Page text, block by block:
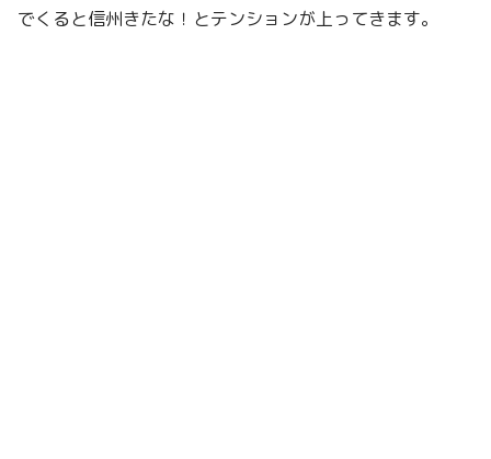
でくると信州きたな！とテンションが上ってきます。